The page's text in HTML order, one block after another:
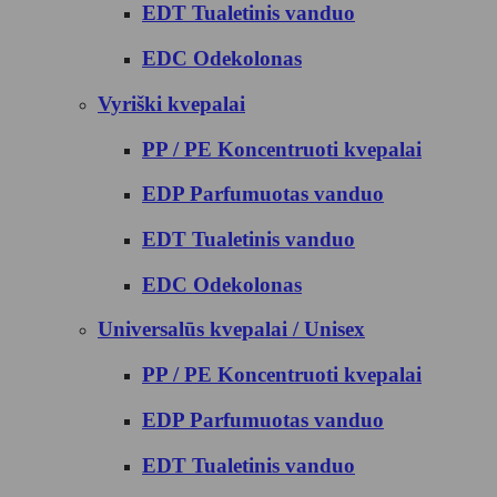
EDT Tualetinis vanduo
EDC Odekolonas
Vyriški kvepalai
PP / PE Koncentruoti kvepalai
EDP Parfumuotas vanduo
EDT Tualetinis vanduo
EDC Odekolonas
Universalūs kvepalai / Unisex
PP / PE Koncentruoti kvepalai
EDP Parfumuotas vanduo
EDT Tualetinis vanduo